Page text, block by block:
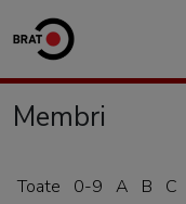
Membri
Toate 0-9 A B C